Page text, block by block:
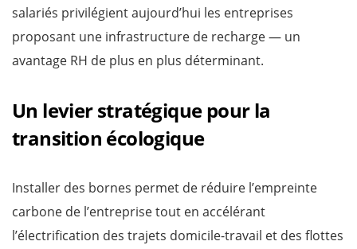
salariés privilégient aujourd’hui les entreprises
proposant une infrastructure de recharge — un
avantage RH de plus en plus déterminant.
Un levier stratégique pour la
transition écologique
Installer des bornes permet de réduire l’empreinte
carbone de l’entreprise tout en accélérant
l’électrification des trajets domicile-travail et des flottes